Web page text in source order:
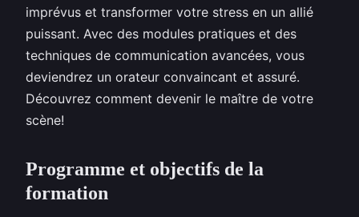
imprévus et transformer votre stress en un allié
puissant. Avec des modules pratiques et des
techniques de communication avancées, vous
deviendrez un orateur convaincant et assuré.
Découvrez comment devenir le maître de votre
scène!
Programme et objectifs de la
formation